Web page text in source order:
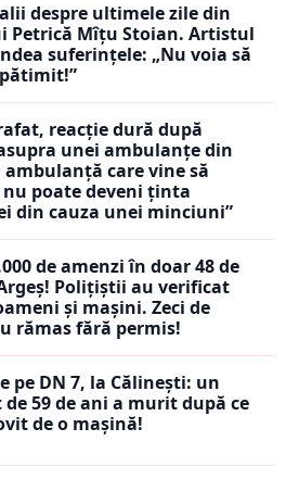
despre ultimele zile din
Petrică Mîțu Stoian. Artistul
suferințele: „Nu voia să
reacție dură după
unei ambulanțe din
ambulanță care vine să
nu poate deveni ținta
din cauza unei minciuni”
de amenzi în doar 48 de
Polițiștii au verificat
și mașini. Zeci de
rămas fără permis!
pe DN 7, la Călinești: un
59 de ani a murit după ce
de o mașină!